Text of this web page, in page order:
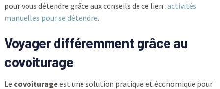
pour vous détendre grâce aux conseils de ce lien : activités
manuelles pour se détendre.
Voyager différemment grâce au
covoiturage
Le covoiturageest une solution pratique et économique pour